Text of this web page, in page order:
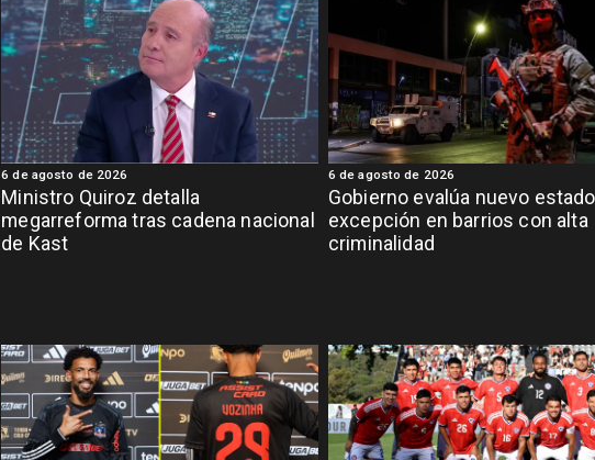
Ministro Quiroz detalla
megarreforma tras cadena nacional
de Kast
6 de agosto de 2026
Gobierno evalúa nuevo
excepción en barrios con alta
criminalidad
6 de agosto de 2026